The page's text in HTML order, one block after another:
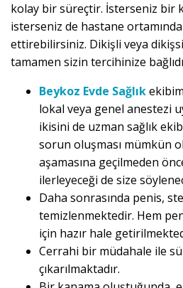
kolay bir süreçtir. İsterseniz bir
isterseniz de hastane
ettirebilirsiniz. Dikişli veya
tamamen sizin tercihinize
Beykoz Evde Sağlık
lokal veya genel anestezi
ikisini de uzman sağlık
sorun oluşması mümkün
aşamasına geçilmeden
ilerleyeceği de size
Daha sonrasında penis,
temizlenmektedir. Hem
için hazır hale
Cerrahi bir müdahale ile
çıkarılmaktadır.